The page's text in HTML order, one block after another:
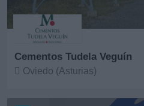
Cementos Tudela Veguín
Oviedo (Asturias)